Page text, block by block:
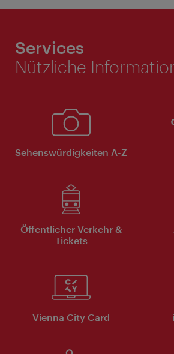
Services
Nützliche
Sehenswürdigkeiten A-Z
Öffentlicher Verkehr &
Tickets
Vienna City Card